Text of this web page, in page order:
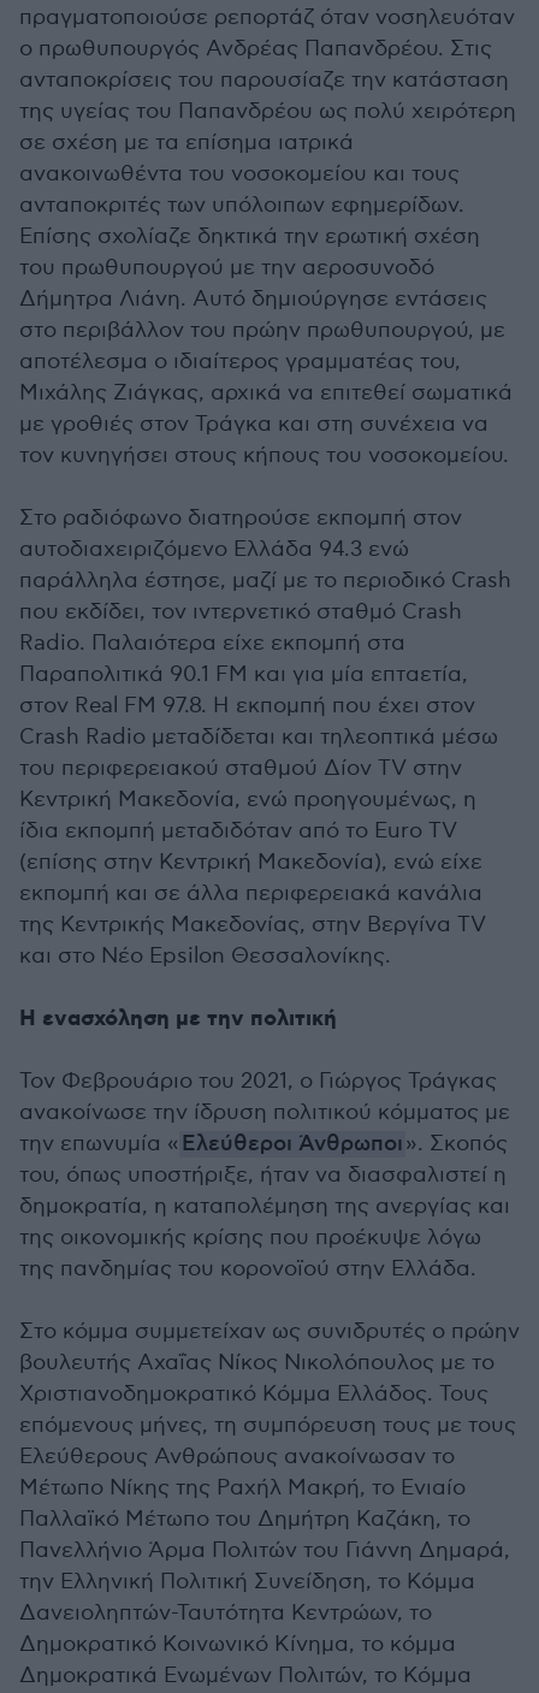
πραγματοποιούσε ρεπορτάζ όταν νοσηλευόταν
ο πρωθυπουργός Ανδρέας Παπανδρέου. Στις
ανταποκρίσεις του παρουσίαζε την κατάσταση
της υγείας του Παπανδρέου ως πολύ χειρότερη
σε σχέση με τα επίσημα ιατρικά
ανακοινωθέντα του νοσοκομείου και τους
ανταποκριτές των υπόλοιπων εφημερίδων.
Επίσης σχολίαζε δηκτικά την ερωτική σχέση
του πρωθυπουργού με την αεροσυνοδό
Δήμητρα Λιάνη. Αυτό δημιούργησε εντάσεις
στο περιβάλλον του πρώην πρωθυπουργού, με
αποτέλεσμα ο ιδιαίτερος γραμματέας του,
Μιχάλης Ζιάγκας, αρχικά να επιτεθεί σωματικά
με γροθιές στον Τράγκα και στη συνέχεια να
τον κυνηγήσει στους κήπους του νοσοκομείου.
Στο ραδιόφωνο διατηρούσε εκπομπή στον
αυτοδιαχειριζόμενο Ελλάδα 94.3 ενώ
παράλληλα έστησε, μαζί με το περιοδικό Crash
που εκδίδει, τον ιντερνετικό σταθμό Crash
Radio. Παλαιότερα είχε εκπομπή στα
Παραπολιτικά 90.1 FM και για μία επταετία,
στον Real FM 97.8. Η εκπομπή που έχει στον
Crash Radio μεταδίδεται και τηλεοπτικά μέσω
του περιφερειακού σταθμού Δίον TV στην
Κεντρική Μακεδονία, ενώ προηγουμένως, η
ίδια εκπομπή μεταδιδόταν από το Euro TV
(επίσης στην Κεντρική Μακεδονία), ενώ είχε
εκπομπή και σε άλλα περιφερειακά κανάλια
της Κεντρικής Μακεδονίας, στην Βεργίνα TV
και στο Νέο Epsilon Θεσσαλονίκης.
Η ενασχόληση με την πολιτική
Τον Φεβρουάριο του 2021, ο Γιώργος Τράγκας
ανακοίνωσε την ίδρυση πολιτικού κόμματος με
την επωνυμία « Ελεύθεροι Άνθρωποι». Σκοπός
του, όπως υποστήριξε, ήταν να διασφαλιστεί η
δημοκρατία, η καταπολέμηση της ανεργίας και
της οικονομικής κρίσης που προέκυψε λόγω
της πανδημίας του κορονοϊού στην Ελλάδα.
Στο κόμμα συμμετείχαν ως συνιδρυτές ο πρώην
βουλευτής Αχαΐας Νίκος Νικολόπουλος με το
Χριστιανοδημοκρατικό Κόμμα Ελλάδος. Τους
επόμενους μήνες, τη συμπόρευση τους με τους
Ελεύθερους Ανθρώπους ανακοίνωσαν το
Μέτωπο Νίκης της Ραχήλ Μακρή, το Ενιαίο
Παλλαϊκό Μέτωπο του Δημήτρη Καζάκη, το
Πανελλήνιο Άρμα Πολιτών του Γιάννη Δημαρά,
την Ελληνική Πολιτική Συνείδηση, το Κόμμα
Δανειοληπτών-Ταυτότητα Κεντρώων, το
Δημοκρατικό Κοινωνικό Κίνημα, το κόμμα
Δημοκρατικά Ενωμένων Πολιτών, το Κόμμα